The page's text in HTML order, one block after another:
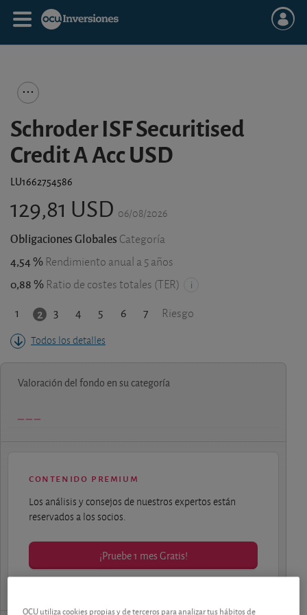
Schroder ISF Securitised
Credit A Acc USD
LU1662754586
129,81 USD 06/08/2026
Obligaciones Globales Categoría
4,54 % Rendimiento anual a 5 años
0,88 % Ratio de costes totales (TER)
1 2 3 4 5 6 7 Riesgo
Todos los detalles
Valoración del fondo en su categoría
contenido premium
Los análisis y consejos de nuestros expertos están
reservados a los socios.
¡Pruebe 1 mes Gratis!
OCU utiliza cookies propias y de terceros para analizar tus hábitos de